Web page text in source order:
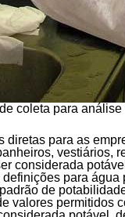
coleta para análise
diretas para as
vestiários,
considerada
definições para água
de
valores permitidos